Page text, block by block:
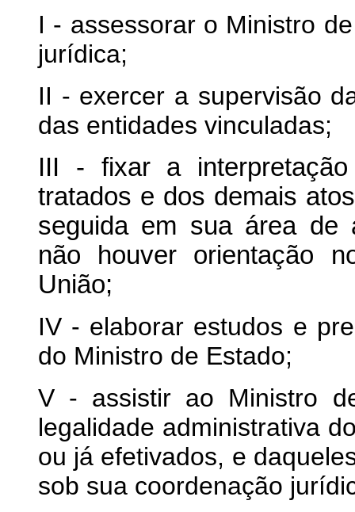
I - assessorar o Ministro
jurídica;
II - exercer a supervisão
das entidades vinculadas;
III - fixar a
tratados e dos demais
seguida em sua área de
não houver orientação
União;
IV - elaborar estudos e
do Ministro de Estado;
V - assistir ao Ministro
legalidade administrativa
ou já efetivados, e
sob sua coordenação